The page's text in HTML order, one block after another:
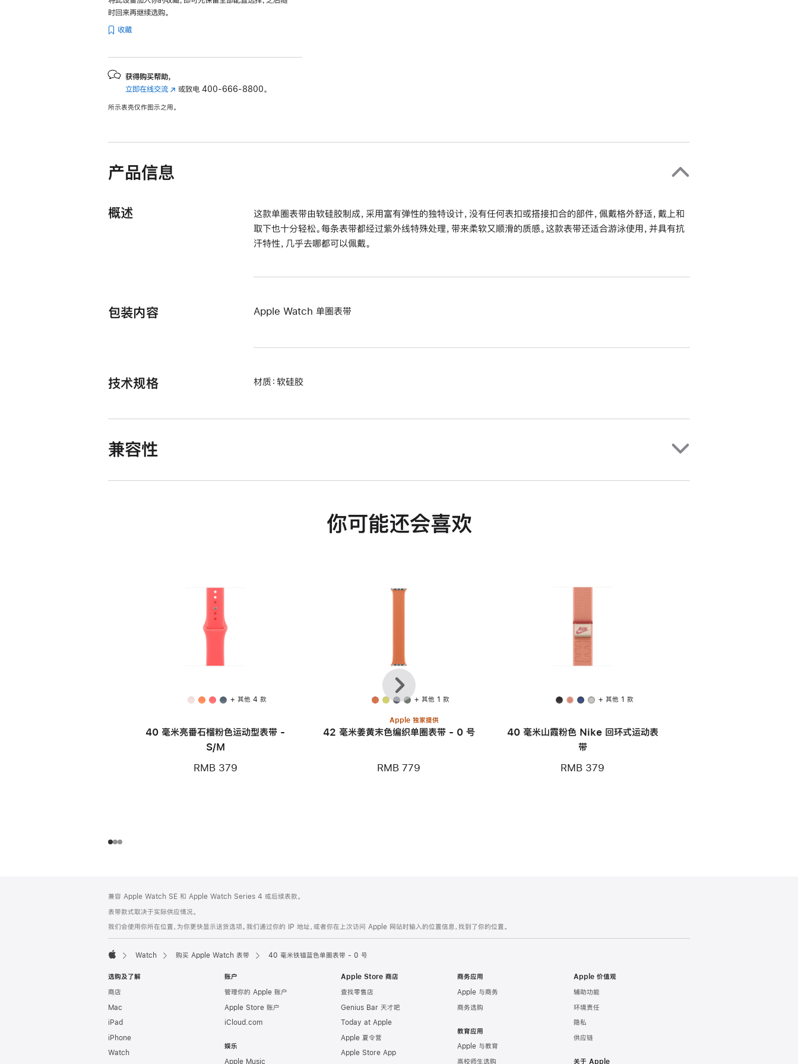
时回来再继续选购。
收藏
获得购买帮助，
立即在线交流 (在 或致电400-666-8800。
所示表壳仅作图示之用。
产品信息
概述
这款单圈表带由软硅胶制成，采用富有弹性的独特设计，没有任何表扣或搭接扣合的部件，佩戴格外舒适，戴上和
取下也十分轻松。每条表带都经过紫外线特殊处理，带来柔软又顺滑的质感。这款表带还适合游泳使用，并具有抗
汗特性，几乎去哪都可以佩戴。
包装内容 Apple Watch 单圈表带
技术规格 材质：软硅胶
兼容性
你可能还会喜欢
+ 其他 4 款
40 毫米亮番石榴粉色运动型表带 -
S/M
RMB 379
+ 其他 1 款
Apple 独家提供
42 毫米姜黄末色编织单圈表带 - 0 号
RMB 779
+ 其他 1 款
40 毫米山霞粉色 Nike 回环式运动表
带
RMB 379
上
一
个
下
一
个
页
页
脚
注
兼容 Apple Watch SE 和 Apple Watch Series 4 或后续表款。
表带款式取决于实际供应情况。
我们会使用你所在位置，为你更快显示送货选项。我们通过你的 IP 地址，或者你在上次访问 Apple 网站时输入的位置信息，找到了你的位置。
Watch 购买 Apple Watch 表带 40 毫米铁锚蓝色单圈表带 - 0 号
选购及了解
商店
Mac
iPad
iPhone
Watch
账户
管理你的 Apple 账户
Apple Store 账户
iCloud.com
娱乐
Apple Music
Apple Store 商店
查找零售店
Genius Bar 天才吧
Today at Apple
Apple 夏令营
Apple Store App
商务应用
Apple 与商务
商务选购
教育应用
Apple 与教育
高校师生选购
Apple 价值观
辅助功能
环境责任
隐私
供应链
关于 Apple